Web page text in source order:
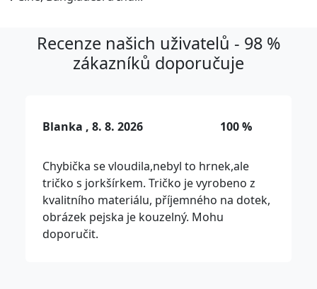
Recenze našich uživatelů - 98 %
zákazníků doporučuje
Blanka , 8. 8. 2026 100 %
Chybička se vloudila,nebyl to hrnek,ale
tričko s jorkšírkem. Tričko je vyrobeno z
kvalitního materiálu, příjemného na dotek,
obrázek pejska je kouzelný. Mohu
doporučit.